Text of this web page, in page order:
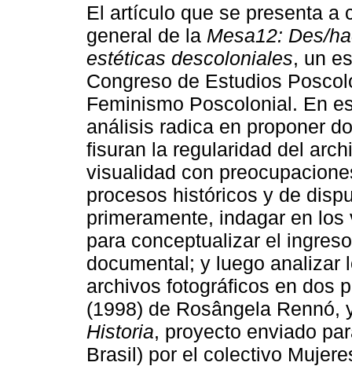
El artículo que se presenta a
general de la Mesa12: Des/
estéticas descoloniales, un
Congreso de Estudios
Feminismo Poscolonial. En
análisis radica en proponer
fisuran la regularidad del
visualidad con
procesos históricos y de
primeramente, indagar en
para conceptualizar el
documental; y luego analizar
archivos fotográficos en dos
(1998) de Rosângela Rennó,
Historia, proyecto enviado
Brasil) por el colectivo